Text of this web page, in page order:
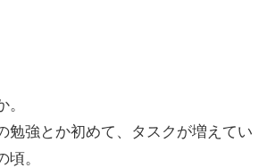
勉強とか初めて、タスクが増えてい
。